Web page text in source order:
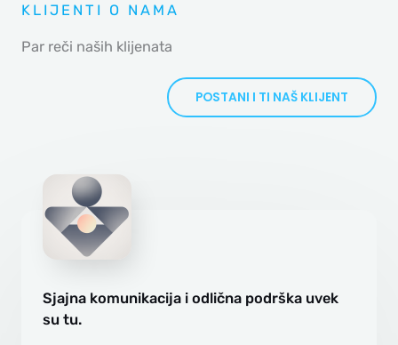
KLIJENTI O NAMA
Par reči naših klijenata
POSTANI I TI NAŠ KLIJENT
Sjajna komunikacija i odlična podrška uvek
su tu.